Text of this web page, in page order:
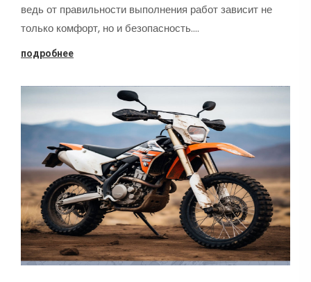
ведь от правильности выполнения работ зависит не
только комфорт, но и безопасность.…
подробнее